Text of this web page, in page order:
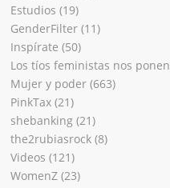
Estudios (19)
GenderFilter(11)
Inspírate (50)
Los tíos feministas nos ponen
Mujer y poder(663)
PinkTax(21)
shebanking(21)
the2rubiasrock(8)
Videos (121)
WomenZ(23)